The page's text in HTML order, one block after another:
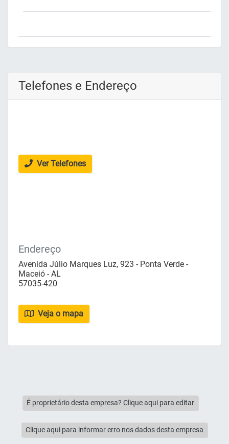
Telefones e Endereço
Ver Telefones
Endereço
Avenida Júlio Marques Luz, 923 - Ponta Verde -
Maceió - AL
57035-420
Veja o mapa
É proprietário desta empresa? Clique aqui para editar
Clique aqui para informar erro nos dados desta empresa